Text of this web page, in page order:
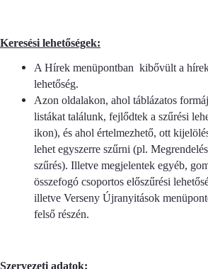
Keresési lehetőségek:
A Hírek menüpontban kibővült a
lehetőség.
Azon oldalakon, ahol táblázatos
listákat találunk, fejlődtek a szűrési
ikon), és ahol értelmezhető, ott
lehet egyszerre szűrni (pl.
szűrés). Illetve megjelentek egyéb,
összefogó csoportos előszűrési
illetve Verseny Újranyitások
felső részén.
Szervezeti adatok: